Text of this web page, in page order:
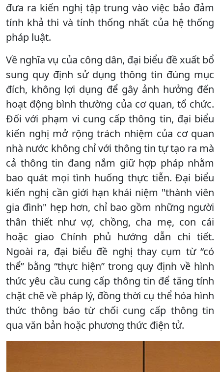
đưa ra kiến nghị tập trung vào việc bảo đảm
tính khả thi và tính thống nhất của hệ thống
pháp luật.
Về nghĩa vụ của công dân, đại biểu đề xuất bổ
sung quy định sử dụng thông tin đúng mục
đích, không lợi dụng để gây ảnh hưởng đến
hoạt động bình thường của cơ quan, tổ chức.
Đối với phạm vi cung cấp thông tin, đại biểu
kiến nghị mở rộng trách nhiệm của cơ quan
nhà nước không chỉ với thông tin tự tạo ra mà
cả thông tin đang nắm giữ hợp pháp nhằm
bao quát mọi tình huống thực tiễn. Đại biểu
kiến nghị cần giới hạn khái niệm "thành viên
gia đình" hẹp hơn, chỉ bao gồm những người
thân thiết như vợ, chồng, cha mẹ, con cái
hoặc giao Chính phủ hướng dẫn chi tiết.
Ngoài ra, đại biểu đề nghị thay cụm từ “có
thể” bằng “thực hiện” trong quy định về hình
thức yêu cầu cung cấp thông tin để tăng tính
chặt chẽ về pháp lý, đồng thời cụ thể hóa hình
thức thông báo từ chối cung cấp thông tin
qua văn bản hoặc phương thức điện tử.